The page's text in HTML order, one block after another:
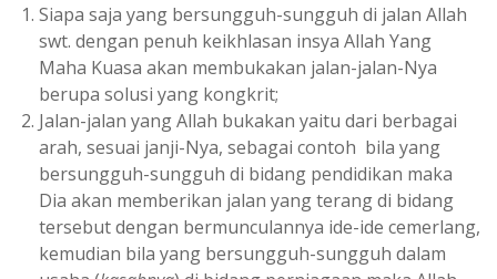
Siapa saja yang bersungguh-sungguh di jalan Allah
swt. dengan penuh keikhlasan insya Allah Yang
Maha Kuasa akan membukakan jalan-jalan-Nya
berupa solusi yang kongkrit;
Jalan-jalan yang Allah bukakan yaitu dari berbagai
arah, sesuai janji-Nya, sebagai contoh bila yang
bersungguh-sungguh di bidang pendidikan maka
Dia akan memberikan jalan yang terang di bidang
tersebut dengan bermunculannya ide-ide cemerlang,
kemudian bila yang bersungguh-sungguh dalam